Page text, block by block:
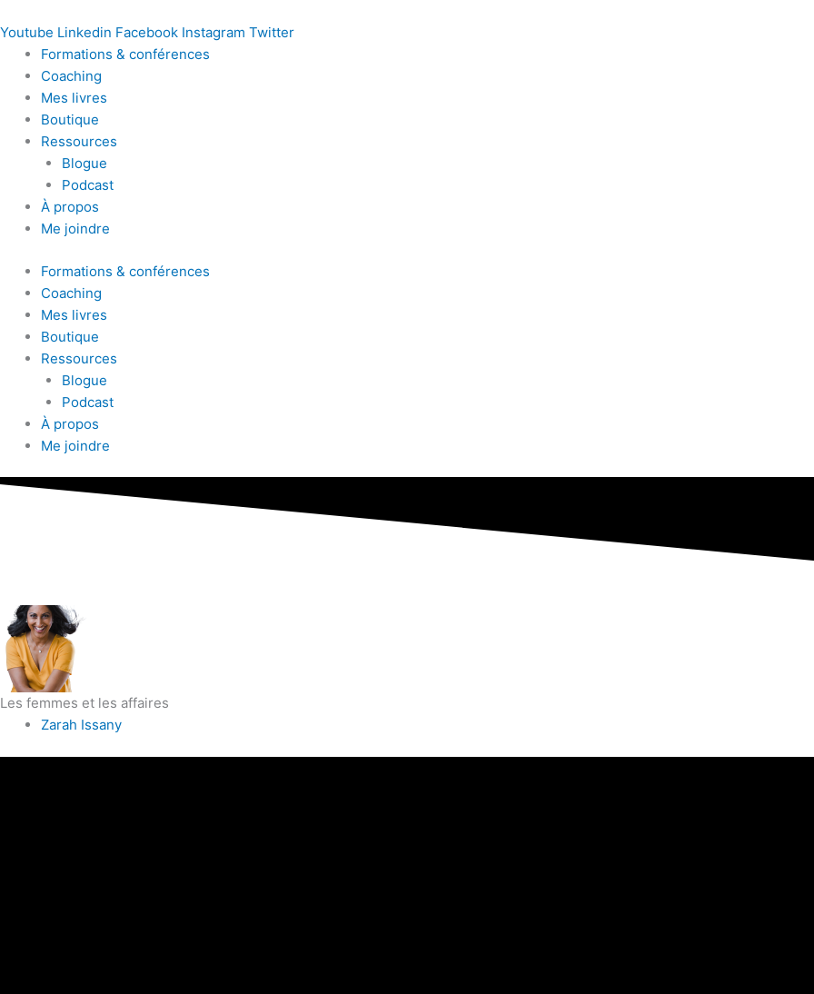
Youtube Linkedin Facebook Instagram Twitter
Formations & conférences
Coaching
Mes livres
Boutique
Ressources
Blogue
Podcast
À propos
Me joindre
Formations & conférences
Coaching
Mes livres
Boutique
Ressources
Blogue
Podcast
À propos
Me joindre
Les femmes et les affaires
Zarah Issany